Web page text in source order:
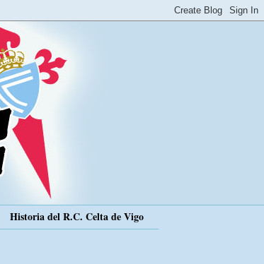
Historia del R.C. Celta de Vigo